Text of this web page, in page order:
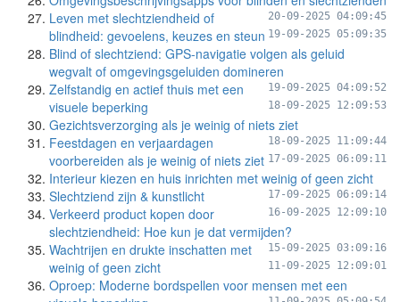
20-09-2025 04:09:45
Leven met slechtziendheid of
blindheid: gevoelens, keuzes en steun 19-09-2025 05:09:35
Blind of slechtziend: GPS-navigatie volgen als geluid
wegvalt of omgevingsgeluiden domineren
19-09-2025 04:09:52
Zelfstandig en actief thuis met een
visuele beperking
18-09-2025 12:09:53
Gezichtsverzorging als je weinig of niets ziet
18-09-2025 11:09:44
Feestdagen en verjaardagen
voorbereiden als je weinig of niets ziet 17-09-2025 06:09:11
Interieur kiezen en huis inrichten met weinig of geen zicht
17-09-2025 06:09:14
Slechtziend zijn & kunstlicht
16-09-2025 12:09:10
Verkeerd product kopen door
slechtziendheid: Hoe kun je dat vermijden?
15-09-2025 03:09:16
Wachtrijen en drukte inschatten met
weinig of geen zicht
11-09-2025 12:09:01
Oproep: Moderne bordspellen voor mensen met een